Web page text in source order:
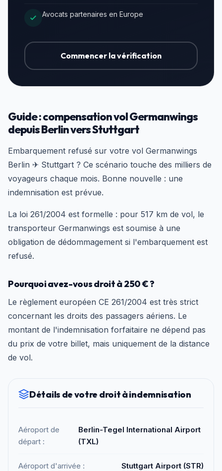
Guide : compensation vol Germanwings
depuis Berlin vers Stuttgart
Embarquement refusé sur votre vol Germanwings
Berlin ✈ Stuttgart ? Ce scénario touche des milliers de
voyageurs chaque mois. Bonne nouvelle : une
indemnisation est prévue.
La loi 261/2004 est formelle : pour 517 km de vol, le
transporteur Germanwings est soumise à une
obligation de dédommagement si l'embarquement est
refusé.
Pourquoi avez-vous droit à 250 € ?
Le règlement européen CE 261/2004 est très strict
concernant les droits des passagers aériens. Le
montant de l'indemnisation forfaitaire ne dépend pas
du prix de votre billet, mais uniquement de la distance
de vol.
Détails de votre droit à indemnisation
Aéroport de
départ :
Berlin-Tegel International Airport
(TXL)
Aéroport d'arrivée : Stuttgart Airport (STR)
Avocats partenaires en Europe
Commencer la vérification